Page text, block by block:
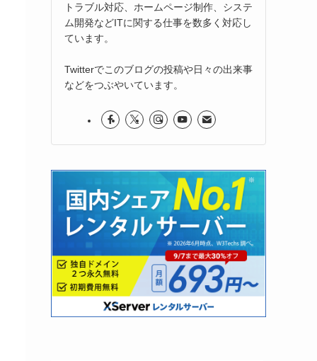
トラブル対応、ホームページ制作、システ
ム開発などITに関する仕事を数多く対応し
ています。
Twitterでこのブログの投稿や日々の出来事
などをつぶやいています。